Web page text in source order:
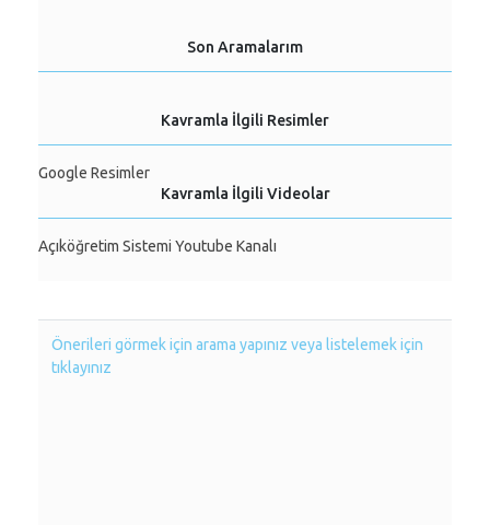
Son Aramalarım
Kavramla İlgili Resimler
Google Resimler
Kavramla İlgili Videolar
Açıköğretim Sistemi Youtube Kanalı
Önerileri görmek için arama yapınız veya listelemek için
tıklayınız